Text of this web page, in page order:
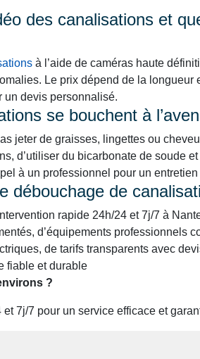
des canalisations et
à l’aide de caméras haute
Le prix dépend de la longueur
un devis personnalisé.
se bouchent à
jeter de graisses, lingettes ou
d’utiliser du bicarbonate de soude et
à un professionnel pour un
débouchage de
rapide 24h/24 et 7j/7 à
d’équipements professionnels
de tarifs transparents avec
fiable et durable
?
7j/7 pour un service efficace et